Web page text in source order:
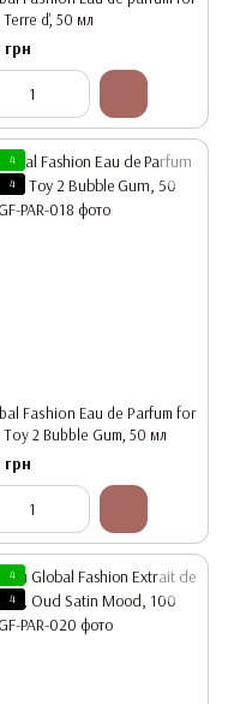
Terre d', 50 мл
грн
4
4
Fashion Eau de Parfum for
Toy 2 Bubble Gum, 50 мл
грн
4
4